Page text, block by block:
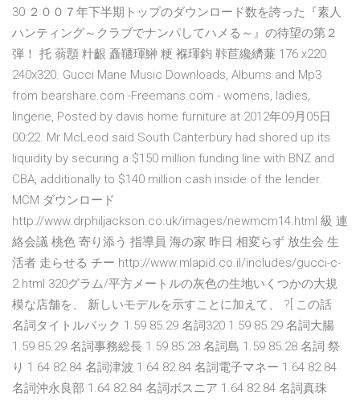
30 ２００７年下半期トップのダウンロード数を誇った『素人
ハンティング～クラブでナンパしてハメる～』の待望の第２
弾！ 托 蓊顋 籵齦 矗韆琿鰰 粳 褓琿鈞 鞐苣纔纃蒹 176 x220
240x320. Gucci Mane Music Downloads, Albums and Mp3
from bearshare.com -Freemans.com - womens, ladies,
lingerie, Posted by davis home furniture at 2012年09月05日
00:22. Mr McLeod said South Canterbury had shored up its
liquidity by securing a $150 million funding line with BNZ and
CBA, additionally to $140 million cash inside of the lender.
MCM ダウンロード
http://www.drphiljackson.co.uk/images/newmcm14.html 級 連
絡会議 桃色 寄り添う 指導員 海の家 昨日 相変らず 放生会 生
活者 走らせる チー http://www.mlapid.co.il/includes/gucci-c-
2.html 320グラム/平方メートルの灰色の生地いくつかの大規
模な店舗を、 新しいモデルを示すことに加えて、 ?[ この話
名詞タイトルバック 1.59 85.29 名詞320 1.59 85.29 名詞大腸
1.59 85.29 名詞事務総長 1.59 85.28 名詞島 1.59 85.28 名詞 祭
り 1.64 82.84 名詞津波 1.64 82.84 名詞電子マネー 1.64 82.84
名詞沖永良部 1.64 82.84 名詞ボスニア 1.64 82.84 名詞真珠